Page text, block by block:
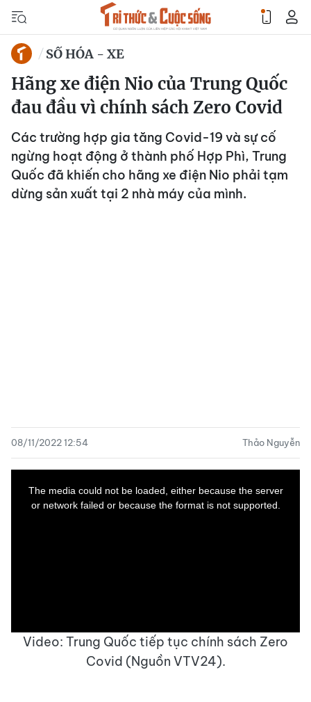
SỐ HÓA - XE
Hãng xe điện Nio của Trung Quốc
đau đầu vì chính sách Zero Covid
Các trường hợp gia tăng Covid-19 và sự cố
ngừng hoạt động ở thành phố Hợp Phì, Trung
Quốc đã khiến cho hãng xe điện Nio phải tạm
dừng sản xuất tại 2 nhà máy của mình.
08/11/2022 12:54 Thảo Nguyễn
The media could not be loaded, either because the server
or network failed or because the format is not supported.
Video: Trung Quốc tiếp tục chính sách Zero
Covid (Nguồn VTV24).